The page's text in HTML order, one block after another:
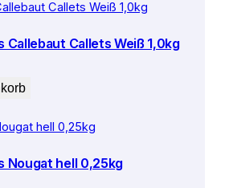
Callebaut Callets Weiß 1,0kg
Nougat hell 0,25kg